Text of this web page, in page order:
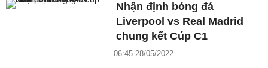
Nhận định bóng đá
Liverpool vs Real Madrid
chung kết Cúp C1
06:45 28/05/2022